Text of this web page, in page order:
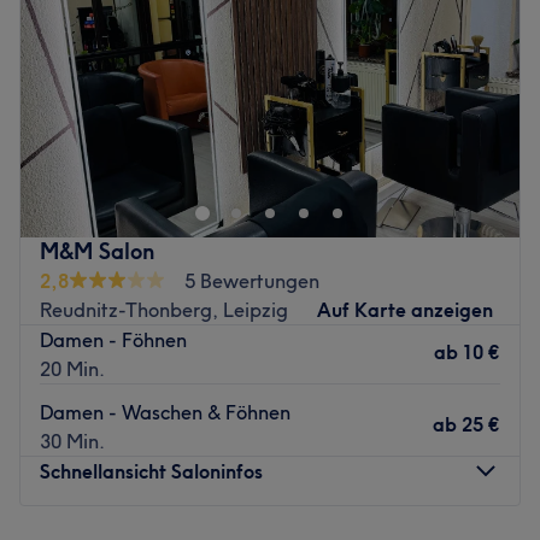
Expertise: Kosmetikbehandlungen.
Produkte und Produktmarken: Hochwertige Produkte.
Extras: Sehr gut mit den öffentlichen Verkehrsmitteln zu
erreichen.
Zurück zur Salonansicht
Samstag
09:00
20:00
Sonntag
Geschlossen
Im modernen Salon im Leipziger Hauptbahnhof bietet
King Cut exklusive Barber‑Services in stilvoller
Atmosphäre. Das Angebot reicht von präzisen
Haarschnitten bis zur klassischen Bartpflege, kombiniert
mit entspannender Wellness wie der traditionellen
japanischen Kopfmassage – sogenannte Head Spa –, die
Kopfhaut und Haar revitalisiert. Perfekt für alle, die Wert
auf gepflegtes Aussehen und ein besonderes
Verwöhnerlebnis legen.
Aufgrund seiner optimalen Lage im Leipziger
Hauptbahnhof ist der Salon super mit den Öffis zu
M&M Salon
2,8
5 Bewertungen
Reudnitz-Thonberg, Leipzig
Auf Karte anzeigen
Damen - Föhnen
20 Min.
ab 10 €
Damen - Waschen & Föhnen
30 Min.
ab 25 €
Schnellansicht Saloninfos